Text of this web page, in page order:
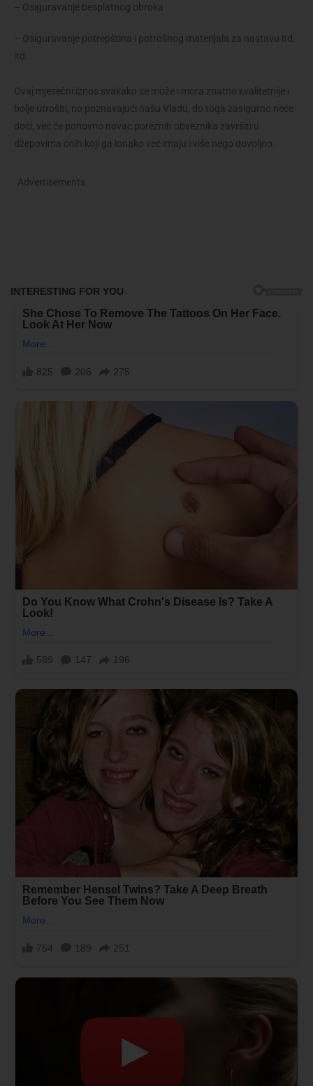
– Osiguravanje besplatnog obroka
– Osiguravanje potrepština i potrošnog materijala za nastavu itd.
itd.
Ovaj mjesečni iznos svakako se može i mora znatno kvalitetnije i
bolje utrošiti, no poznavajući našu Vladu, do toga zasigurno neće
doći, već će ponovno novac poreznih obveznika završiti u
džepovima onih koji ga ionako već imaju i više nego dovoljno.
Advertisements